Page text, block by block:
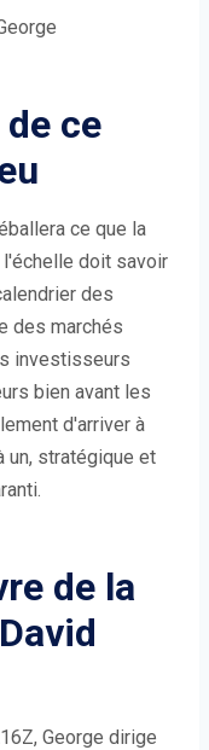
ce
ce que la
doit savoir
des
des marchés
investisseurs
bien avant les
d'arriver à
un, stratégique et
de la
George dirige